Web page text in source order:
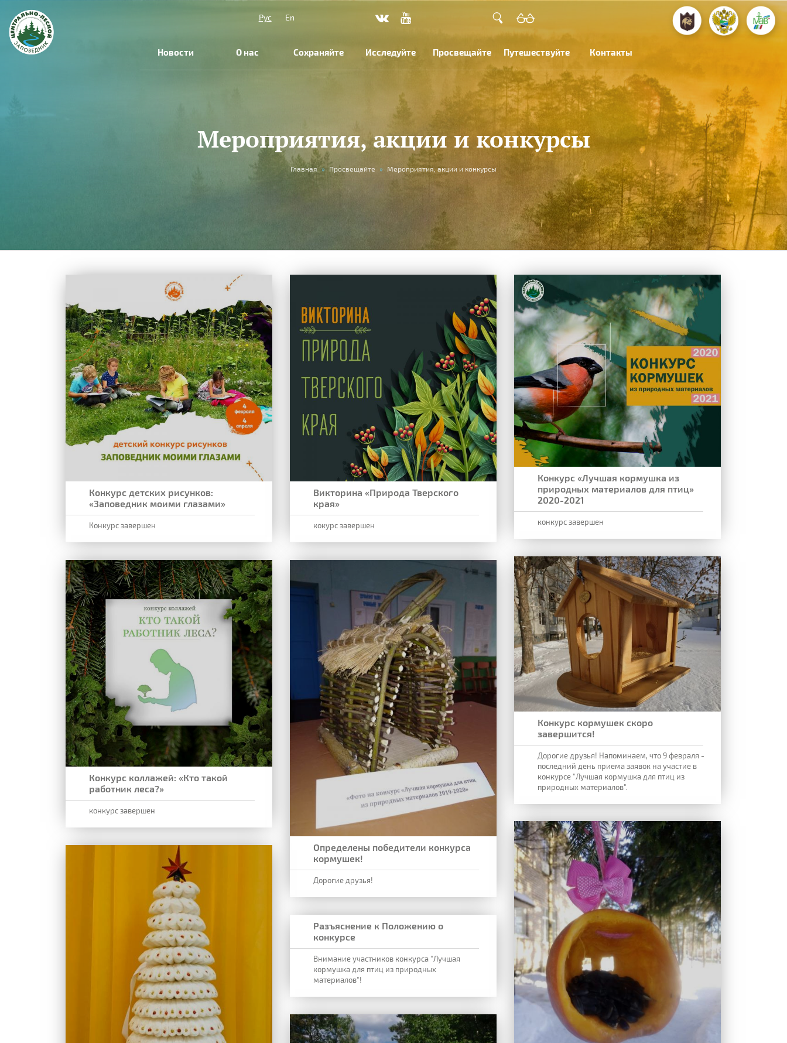
Рус En
Новости О нас Сохраняйте Исследуйте Просвещайте Путешествуйте Контакты
Мероприятия, акции и конкурсы
Главная » Просвещайте » Мероприятия, акции и конкурсы
Конкурс детских рисунков:
«Заповедник моими глазами»
Конкурс завершен
Викторина «Природа Тверского
края»
кокурс завершен
Конкурс «Лучшая кормушка из
природных материалов для птиц»
2020-2021
конкурс завершен
Конкурс коллажей: «Кто такой
работник леса?»
конкурс завершен
Определены победители конкурса
кормушек!
Дорогие друзья!
Конкурс кормушек скоро
завершится!
Дорогие друзья! Напоминаем, что 9 февраля -
последний день приема заявок на участие в
конкурсе "Лучшая кормушка для птиц из
природных материалов".
Разъяснение к Положению о
конкурсе
Внимание участников конкурса "Лучшая
кормушка для птиц из природных
материалов"!